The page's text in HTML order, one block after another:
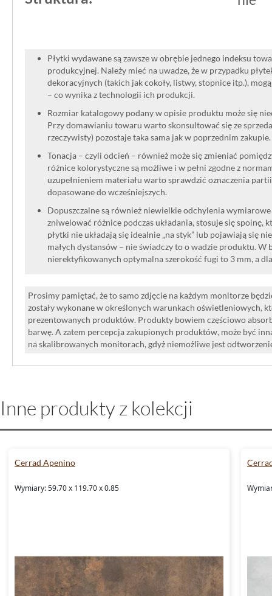
Płytki wydawane są zawsze w obrębie jednego indeksu
produkcyjnej. Należy mieć na uwadze, że w przypadku
dekoracyjnych (takich jak cokoły, listwy, stopnice itp.),
– co wynika z technologii ich produkcji.
Rozmiar katalogowy podany w opisie produktu może się
Przy domawianiu towaru warto skonsultować się ze
rzeczywisty) pozostaje taka sama jak w poprzednim zakupie.
Tonacja – czyli odcień – również może się zmieniać
różnice kolorystyczne są możliwe i w pełni zgodne z
uzupełnieniem materiału warto sprawdzić oznaczenia
dopasowane do wcześniejszych.
Dopuszczalne są również niewielkie odchylenia
zniwelować różnice podczas układania, stosuje się spoinę,
płytki nie układają się idealnie „na styk” lub pojawiają się
małych dystansów – nie świadczy to o wadzie produktu. W
nierektyfikowanych optymalna szerokość fugi to 3 mm, a
Prosimy pamiętać, że to samo zdjęcie na każdym monitorze
zostały wykonane w określonych warunkach oświetleniowych,
prezentowanych produktów. Produkty bowiem częściowo
barwę. A zatem percepcja zakupionych produktów, może być
na skalibrowanych monitorach, gdyż niemożliwe jest
Inne produkty z kolekcji
Cerrad Apenino
Wymiary: 59.70 x 119.70 x 0.85